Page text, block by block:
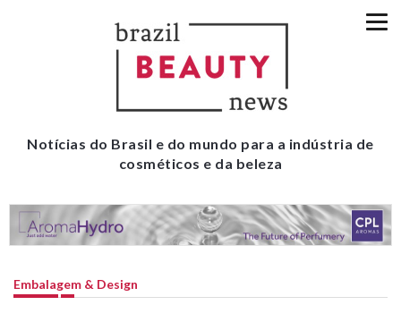
Notícias do Brasil e do mundo para a indústria de
cosméticos e da beleza
Embalagem & Design